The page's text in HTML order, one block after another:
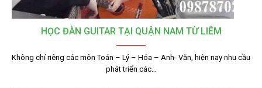
HỌC ĐÀN GUITAR TẠI QUẬN NAM TỪ LIÊM
Không chỉ riêng các môn Toán – Lý – Hóa – Anh- Văn, hiện nay nhu cầu
phát triển các…